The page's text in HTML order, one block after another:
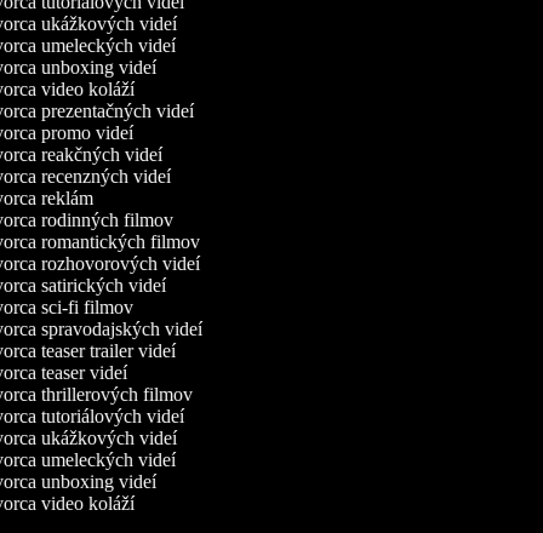
ukážkových videí
umeleckých videí
unboxing videí
video koláží
prezentačných videí
promo videí
reakčných videí
recenzných videí
reklám
rodinných filmov
romantických filmov
rozhovorových videí
satirických videí
sci-fi filmov
spravodajských videí
teaser trailer videí
teaser videí
thrillerových filmov
tutoriálových videí
ukážkových videí
umeleckých videí
unboxing videí
video koláží